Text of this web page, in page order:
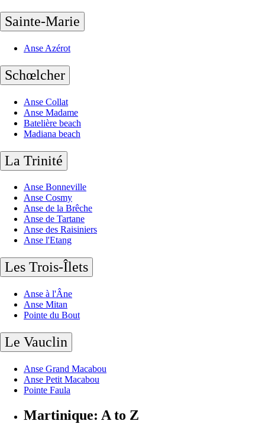
Sainte-Marie
Anse Azérot
Schœlcher
Anse Collat
Anse Madame
Batelière beach
Madiana beach
La Trinité
Anse Bonneville
Anse Cosmy
Anse de la Brêche
Anse de Tartane
Anse des Raisiniers
Anse l'Etang
Les Trois-Îlets
Anse à l'Âne
Anse Mitan
Pointe du Bout
Le Vauclin
Anse Grand Macabou
Anse Petit Macabou
Pointe Faula
Martinique: A to Z